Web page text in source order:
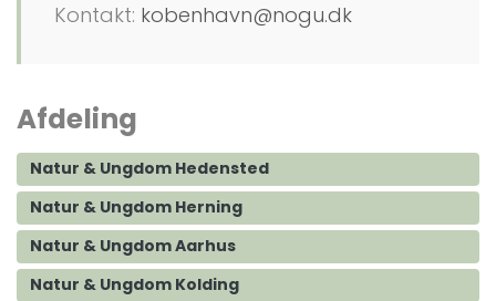
Kontakt: kobenhavn@nogu.dk
Afdeling
Natur & Ungdom Hedensted
Natur & Ungdom Herning
Natur & Ungdom Aarhus
Natur & Ungdom Kolding